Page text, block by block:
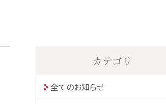
カテゴリ
全てのお知らせ